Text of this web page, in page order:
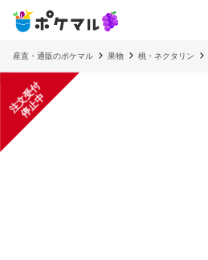
産直・通販のポケマル 果物 桃・ネクタリン
注
文
受
付
停
止
中